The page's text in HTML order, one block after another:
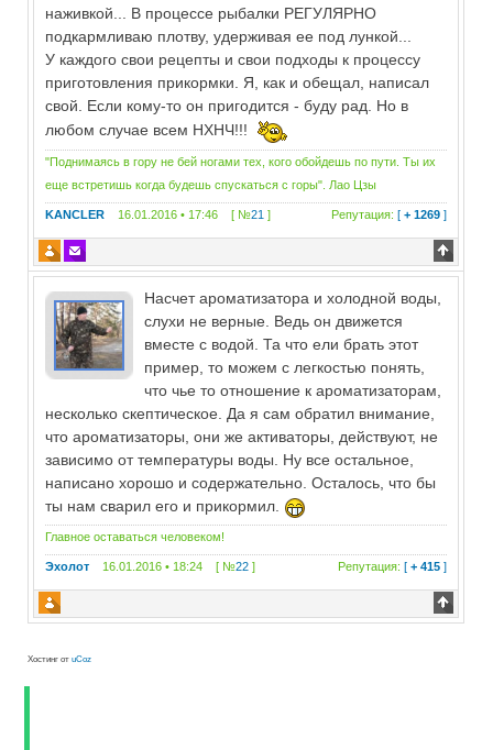
наживкой... В процессе рыбалки РЕГУЛЯРНО
подкармливаю плотву, удерживая ее под лункой...
У каждого свои рецепты и свои подходы к процессу
приготовления прикормки. Я, как и обещал, написал
свой. Если кому-то он пригодится - буду рад. Но в
любом случае всем НХНЧ!!!
"Поднимаясь в гору не бей ногами тех, кого обойдешь по пути. Ты их
еще встретишь когда будешь спускаться с горы". Лао Цзы
KANCLER 16.01.2016 • 17:46 [ №21 ] Репутация: [+ 1269 ]
Насчет ароматизатора и холодной воды,
слухи не верные. Ведь он движется
вместе с водой. Та что ели брать этот
пример, то можем с легкостью понять,
что чье то отношение к ароматизаторам,
несколько скептическое. Да я сам обратил внимание,
что ароматизаторы, они же активаторы, действуют, не
зависимо от температуры воды. Ну все остальное,
написано хорошо и содержательно. Осталось, что бы
ты нам сварил его и прикормил.
Главное оставаться человеком!
Эхолот 16.01.2016 • 18:24 [ №22 ] Репутация: [+ 415 ]
Хостинг отuCoz